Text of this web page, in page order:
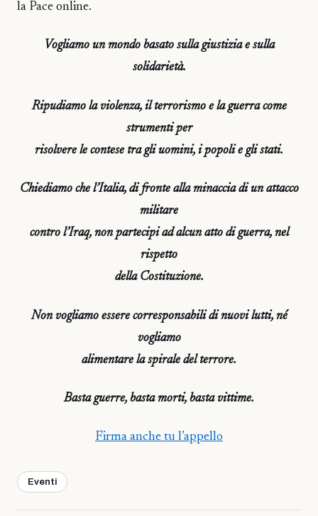
la Pace online.
Vogliamo un mondo basato sulla giustizia e sulla
solidarietà.
Ripudiamo la violenza, il terrorismo e la guerra come
strumenti per
risolvere le contese tra gli uomini, i popoli e gli stati.
Chiediamo che l’Italia, di fronte alla minaccia di un attacco
militare
contro l’Iraq, non partecipi ad alcun atto di guerra, nel
rispetto
della Costituzione.
Non vogliamo essere corresponsabili di nuovi lutti, né
vogliamo
alimentare la spirale del terrore.
Basta guerre, basta morti, basta vittime.
Firma anche tu l’appello
Eventi